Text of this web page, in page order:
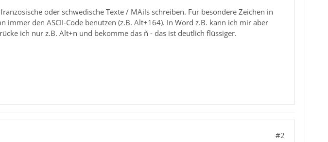
oder schwedische Texte / MAils schreiben. Für besondere Zeichen in
immer den ASCII-Code benutzen (z.B. Alt+164). In Word z.B. kann ich mir aber
ich nur z.B. Alt+n und bekomme das ñ - das ist deutlich flüssiger.
#2